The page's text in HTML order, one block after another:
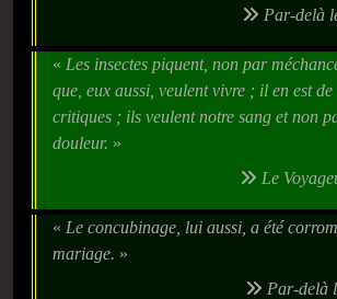
Par-delà
« Les insectes piquent, non par
que, eux aussi, veulent vivre ; il en est de
critiques ; ils veulent notre sang et non
douleur. »
Le
« Le concubinage, lui aussi, a été
mariage. »
Par-delà